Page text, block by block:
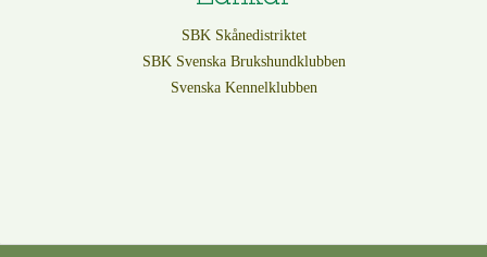
SBK Skånedistriktet
SBK Svenska Brukshundklubben
Svenska Kennelklubben